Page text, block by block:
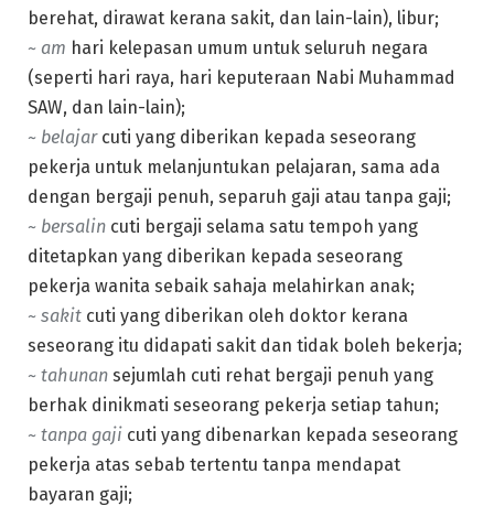
berehat, dirawat kerana sakit, dan lain-lain), libur;
~ am hari kelepasan umum untuk seluruh negara
(seperti hari raya, hari keputeraan Nabi Muhammad
SAW, dan lain-lain);
~ belajar cuti yang diberikan kepada seseorang
pekerja untuk melanjuntukan pelajaran, sama ada
dengan bergaji penuh, separuh gaji atau tanpa gaji;
~ bersalin cuti bergaji selama satu tempoh yang
ditetapkan yang diberikan kepada seseorang
pekerja wanita sebaik sahaja melahirkan anak;
~ sakit cuti yang diberikan oleh doktor kerana
seseorang itu didapati sakit dan tidak boleh bekerja;
~ tahunan sejumlah cuti rehat bergaji penuh yang
berhak dinikmati seseorang pekerja setiap tahun;
~ tanpa gaji cuti yang dibenarkan kepada seseorang
pekerja atas sebab tertentu tanpa mendapat
bayaran gaji;